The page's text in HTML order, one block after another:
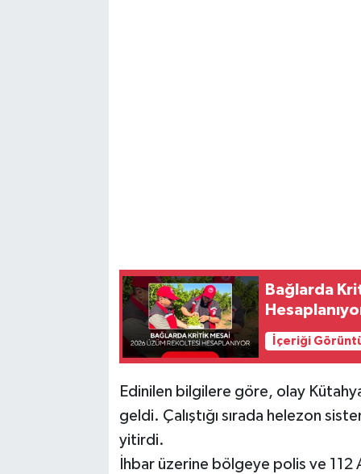
Bağlarda
İçeriği
Edinilen bilgilere göre, olay
geldi. Çalıştığı sırada helezon
yitirdi.
İhbar üzerine bölgeye polis ve 112